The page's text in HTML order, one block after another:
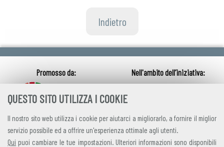
QUESTO SITO UTILIZZA I COOKIE
Il nostro sito web utilizza i cookie per aiutarci a migliorarlo, a fornire il miglior
servizio possibile ed a offrire un'esperienza ottimale agli utenti.
Qui puoi cambiare le tue impostazioni. Ulteriori informazioni sono disponibili
Indietro